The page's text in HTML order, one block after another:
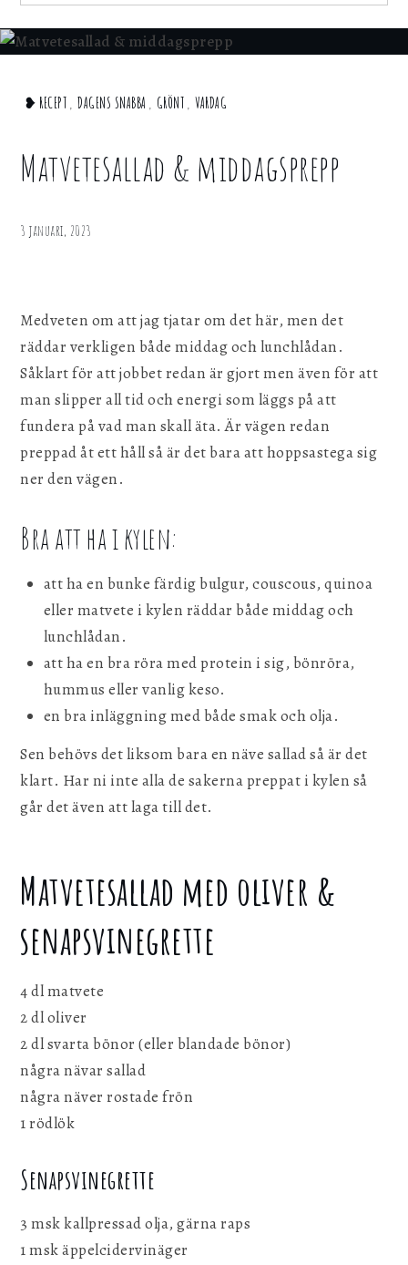
Home
Recept
Matvetesallad
middagsprepp
❥ RECEPT , DAGENS SNABBA , GRÖNT , VARDAG
Matvetesallad & middagsprepp
3 januari, 2023
Medveten om att jag tjatar om det här, men det
räddar verkligen både middag och lunchlådan.
Såklart för att jobbet redan är gjort men även för att
man slipper all tid och energi som läggs på att
fundera på vad man skall äta. Är vägen redan
preppad åt ett håll så är det bara att hoppsastega sig
ner den vägen.
Bra att ha i kylen:
att ha en bunke färdig bulgur, couscous, quinoa
eller matvete i kylen räddar både middag och
lunchlådan.
att ha en bra röra med protein i sig, bönröra,
hummus eller vanlig keso.
en bra inläggning med både smak och olja.
Sen behövs det liksom bara en näve sallad så är det
klart. Har ni inte alla de sakerna preppat i kylen så
går det även att laga till det.
Matvetesallad med oliver &
senapsvinegrette
4 dl matvete
2 dl oliver
2 dl svarta bönor (eller blandade bönor)
några nävar sallad
några näver rostade frön
1 rödlök
Senapsvinegrette
3 msk kallpressad olja, gärna raps
1 msk äppelcidervinäger
för att webbplatsen ska fungera.
Statistik
information och funktionalitet vill vi samla in
Genom att dela ditt surfbeteende på vår
Spara inställningar